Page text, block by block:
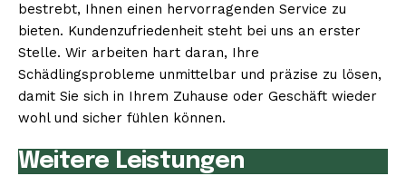
bestrebt, Ihnen einen hervorragenden Service zu
bieten. Kundenzufriedenheit steht bei uns an erster
Stelle. Wir arbeiten hart daran, Ihre
Schädlingsprobleme unmittelbar und präzise zu lösen,
damit Sie sich in Ihrem Zuhause oder Geschäft wieder
wohl und sicher fühlen können.
Weitere Leistungen